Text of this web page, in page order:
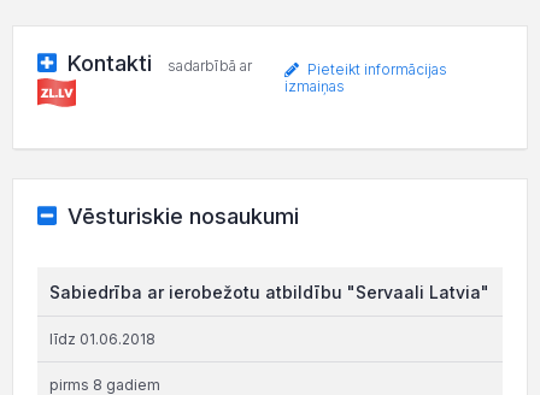
Kontakti sadarbībā ar
Pieteikt informācijas
izmaiņas
Vēsturiskie nosaukumi
Sabiedrība ar ierobežotu atbildību "Servaali Latvia"
līdz 01.06.2018
pirms 8 gadiem